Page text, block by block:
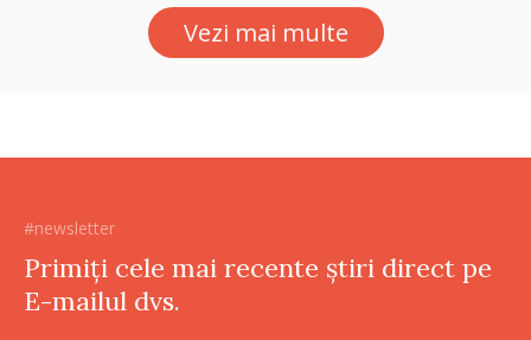
Vezi mai multe
#newsletter
Primiți cele mai recente știri direct pe
E-mailul dvs.